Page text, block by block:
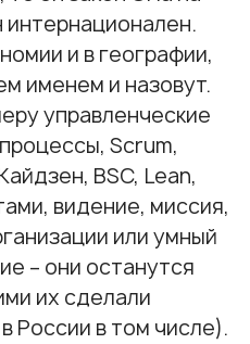
и в географии,
именем и назовут.
управленческие
Scrum,
BSC, Lean,
видение, миссия,
или умный
– они останутся
их сделали
России в том числе).